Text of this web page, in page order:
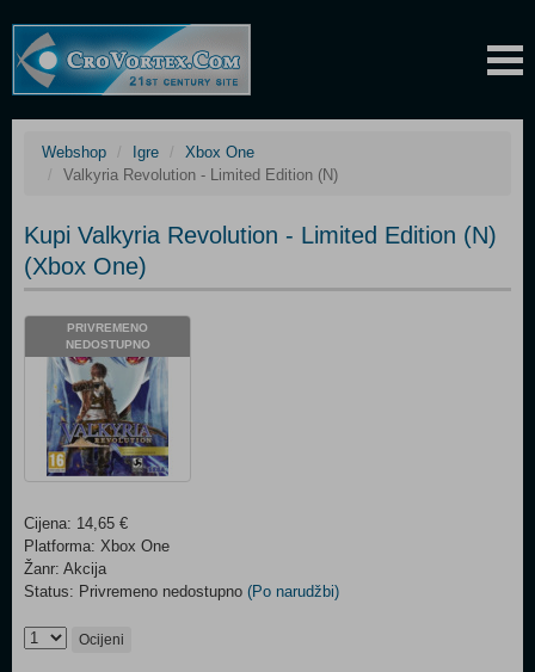
Webshop Igre
Xbox One
Valkyria Revolution - Limited Edition (N)
Kupi Valkyria Revolution - Limited Edition (N)
(Xbox One)
PRIVREMENO
NEDOSTUPNO
Cijena: 14,65 €
Platforma: Xbox One
Žanr: Akcija
Status: Privremeno nedostupno (Po narudžbi)
Ocijeni